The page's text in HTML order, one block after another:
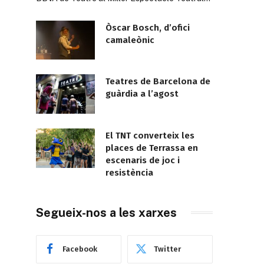
Òscar Bosch, d’ofici
camaleònic
Teatres de Barcelona de
guàrdia a l’agost
El TNT converteix les
places de Terrassa en
escenaris de joc i
resistència
Segueix-nos a les xarxes
Facebook Twitter